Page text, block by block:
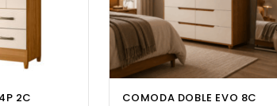
2C
COMODA DOBLE EVO 8C